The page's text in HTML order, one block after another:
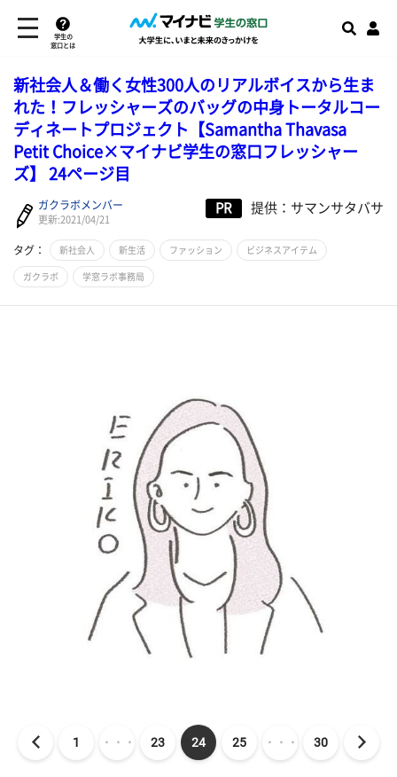
学生の
窓口とは
新社会人＆働く女性300人のリアルボイスから生ま
れた！フレッシャーズのバッグの中身トータルコー
ディネートプロジェクト【Samantha Thavasa
Petit Choice×マイナビ学生の窓口フレッシャー
ズ】 24ページ目
ガクラボメンバー
更新:2021/04/21
PR 提供：サマンサタバサ
タグ： 新社会人 新生活 ファッション ビジネスアイテム
ガクラボ 学窓ラボ事務局
1 ・・・ 23 24 25 ・・・ 30